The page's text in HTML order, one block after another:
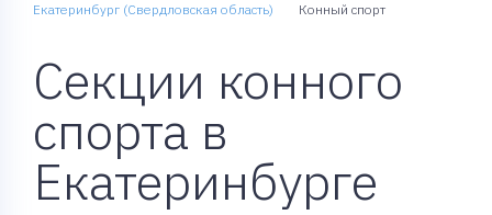
Екатеринбург (Свердловская область)
Конный спорт
Секции конного
спорта в
Екатеринбурге